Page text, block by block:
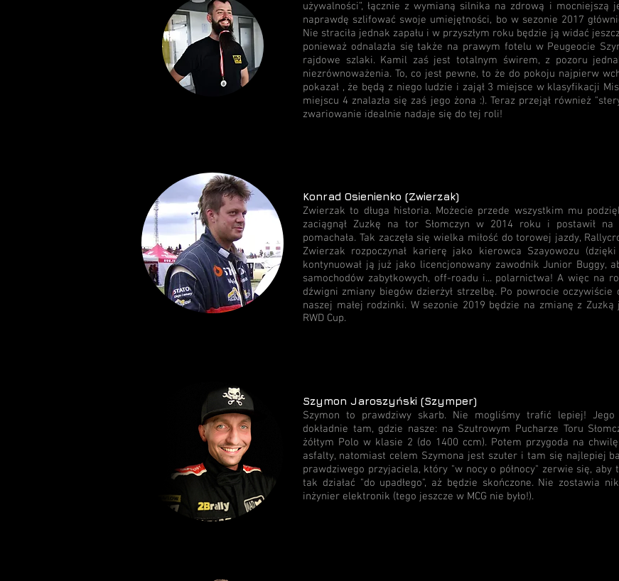
używalności”, łącznie z wymianą silnika na zdrową i mocniejszą
naprawdę szlifować swoje umiejętności, bo w sezonie 2017
Nie straciła jednak zapału i w przyszłym roku będzie ją widać
ponieważ odnalazła się także na prawym fotelu w Peugeocie
rajdowe szlaki. Kamil zaś jest totalnym świrem, z pozoru
niezrównoważenia. To, co jest pewne, to że do pokoju najpierw
pokazał , że będą z niego ludzie i zajął 3 miejsce w klasyfikacji
miejscu 4 znalazła się zaś jego żona :). Teraz przejął również
zwariowanie idealnie nadaje się do tej roli!
Konrad Osienienko (Zwierzak)
Zwierzak to długa historia. Możecie przede wszystkim mu
zaciągnął Zuzkę na tor Słomczyn w 2014 roku i postawił
pomachała. Tak zaczęła się wielka miłość do torowej jazdy,
Zwierzak rozpoczynał karierę jako kierowca Szayowozu
kontynuował ją już jako licencjonowany zawodnik Junior Buggy,
samochodów zabytkowych, off-roadu i... polarnictwa! A więc na
dźwigni zmiany biegów dzierżył strzelbę. Po powrocie
naszej małej rodzinki. W sezonie 2019 będzie na zmianę z
RWD Cup.
Szymon Jaroszyński (Szymper)
Szymon to prawdziwy skarb. Nie mogliśmy trafić lepiej! Jego
dokładnie tam, gdzie nasze: na Szutrowym Pucharze Toru
żółtym Polo w klasie 2 (do 1400 ccm). Potem przygoda na
asfalty, natomiast celem Szymona jest szuter i tam się najlepiej
prawdziwego przyjaciela, który "w nocy o północy" zerwie się,
tak działać "do upadłego", aż będzie skończone. Nie zostawia
inżynier elektronik (tego jeszcze w MCG nie było!).